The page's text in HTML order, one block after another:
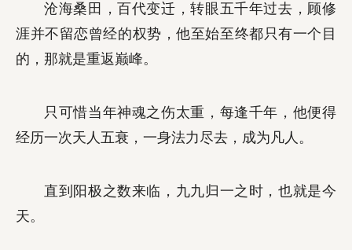
沧海桑田，百代变迁，转眼五千年过去，顾修
涯并不留恋曾经的权势，他至始至终都只有一个目
的，那就是重返巅峰。
只可惜当年神魂之伤太重，每逢千年，他便得
经历一次天人五衰，一身法力尽去，成为凡人。
直到阳极之数来临，九九归一之时，也就是今
天。